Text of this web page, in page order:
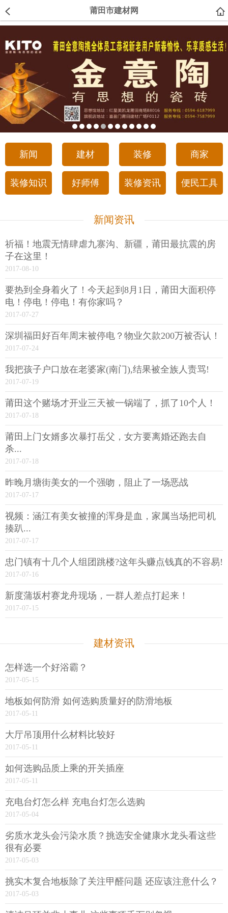
莆田市建材网
新闻 建材 装修 商家
装修知识 好师傅 装修资讯 便民工具
新闻资讯
祈福！地震无情肆虐九寨沟、新疆，莆田最抗震的房
子在这里！
2017-08-10
要热到全身着火了！今天起到8月1日，莆田大面积停
电！停电！停电！有你家吗？
2017-07-27
深圳福田好百年周末被停电？物业欠款200万被否认！
2017-07-24
我把孩子户口放在老婆家(南门),结果被全族人责骂!
2017-07-19
莆田这个赌场才开业三天被一锅端了，抓了10个人！
2017-07-18
莆田上门女婿多次暴打岳父，女方要离婚还跑去自
杀...
2017-07-18
昨晚月塘街美女的一个强吻，阻止了一场恶战
2017-07-17
视频：涵江有美女被撞的浑身是血，家属当场把司机
揍趴...
2017-07-17
忠门镇有十几个人组团跳楼?这年头赚点钱真的不容易!
2017-07-16
新度蒲坂村赛龙舟现场，一群人差点打起来！
2017-07-15
建材资讯
怎样选一个好浴霸？
2017-05-15
地板如何防滑 如何选购质量好的防滑地板
2017-05-11
大厅吊顶用什么材料比较好
2017-05-11
如何选购品质上乘的开关插座
2017-05-11
充电台灯怎么样 充电台灯怎么选购
2017-05-04
劣质水龙头会污染水质？挑选安全健康水龙头看这些
很有必要
2017-05-03
挑实木复合地板除了关注甲醛问题 还应该注意什么？
2017-05-03